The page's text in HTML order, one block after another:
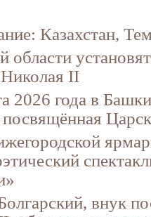
Казахстан,
области
Николая II
2026 года в
внук